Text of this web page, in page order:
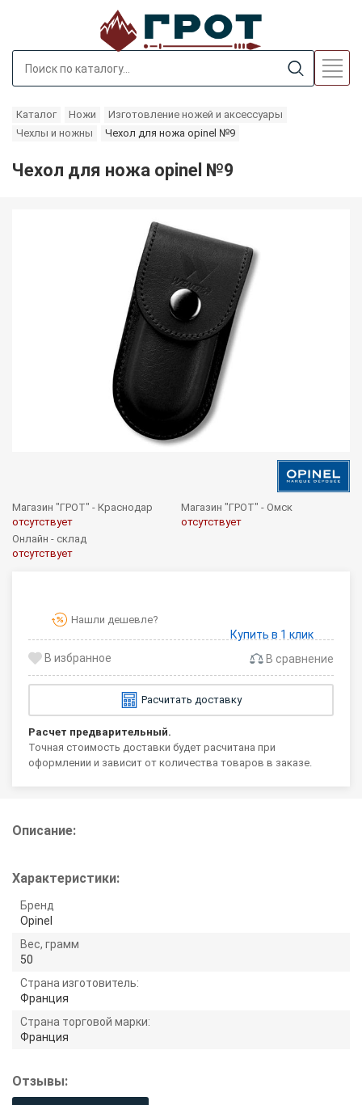
Каталог Ножи
Изготовление ножей и аксессуары
Чехлы и ножны
Чехол для ножа opinel №9
Чехол для ножа opinel №9
Магазин "ГРОТ" - Краснодар
отсутствует
Магазин "ГРОТ" - Омск
отсутствует
Онлайн - склад
отсутствует
Нашли дешевле?
Купить в 1 клик
В сравнение
Расчитать доставку
Расчет предварительный.
Точная стоимость доставки будет расчитана при
оформлении и зависит от количества товаров в заказе.
Описание:
Характеристики:
Бренд
Opinel
Вес, грамм
50
Страна изготовитель:
Франция
Страна торговой марки:
Франция
Отзывы: